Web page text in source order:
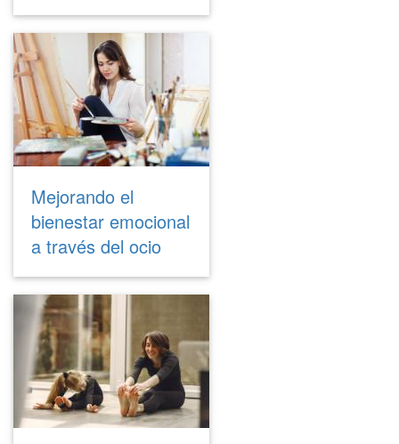
Mejorando el
bienestar emocional
a través del ocio